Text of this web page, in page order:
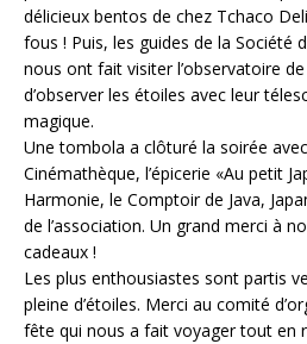
délicieux bentos de chez Tchaco
fous ! Puis, les guides de la Société
nous ont fait visiter l’observatoire
d’observer les étoiles avec leur
magique.
Une tombola a clôturé la soirée
Cinémathèque, l’épicerie «Au petit
Harmonie, le Comptoir de Java,
de l’association. Un grand merci à
cadeaux !
Les plus enthousiastes sont partis
pleine d’étoiles. Merci au comité
fête qui nous a fait voyager tout en